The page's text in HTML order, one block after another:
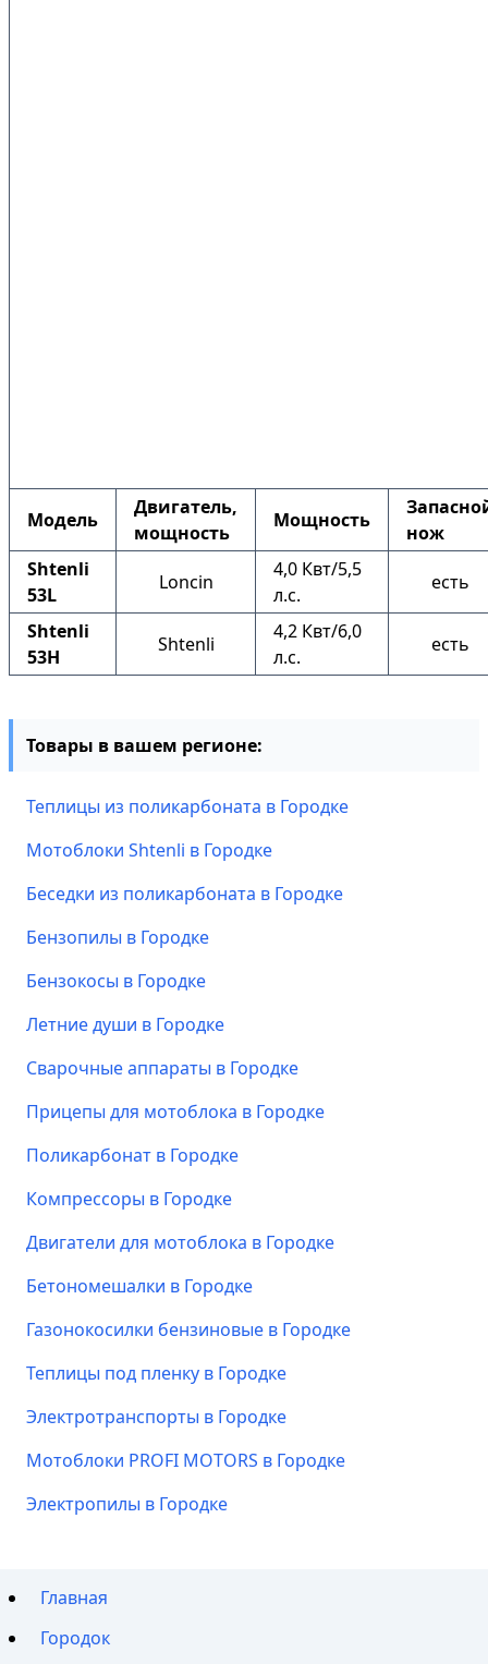
Модель
Двигатель,
мощность
Мощность
нож
Shtenli
53L
Loncin
4,0 Квт/5,5
л.с.
есть
Shtenli
53H
Shtenli
4,2 Квт/6,0
л.с.
есть
Товары в вашем регионе:
Теплицы из поликарбоната в Городке
Мотоблоки Shtenli в Городке
Беседки из поликарбоната в Городке
Бензопилы в Городке
Бензокосы в Городке
Летние души в Городке
Сварочные аппараты в Городке
Прицепы для мотоблока в Городке
Поликарбонат в Городке
Компрессоры в Городке
Двигатели для мотоблока в Городке
Бетономешалки в Городке
Газонокосилки бензиновые в Городке
Теплицы под пленку в Городке
Электротранспорты в Городке
Мотоблоки PROFI MOTORS в Городке
Электропилы в Городке
Главная
Городок